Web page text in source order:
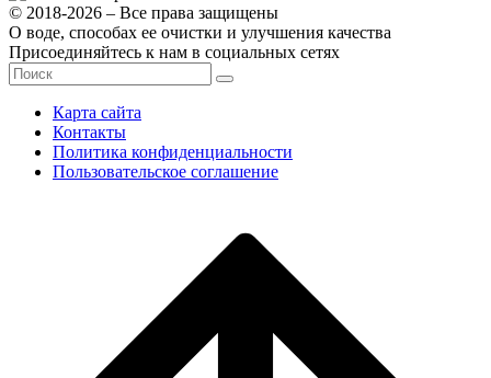
© 2018-2026 – Все права защищены
О воде, способах ее очистки и улучшения качества
Присоединяйтесь к нам в социальных сетях
Карта сайта
Контакты
Политика конфиденциальности
Пользовательское соглашение